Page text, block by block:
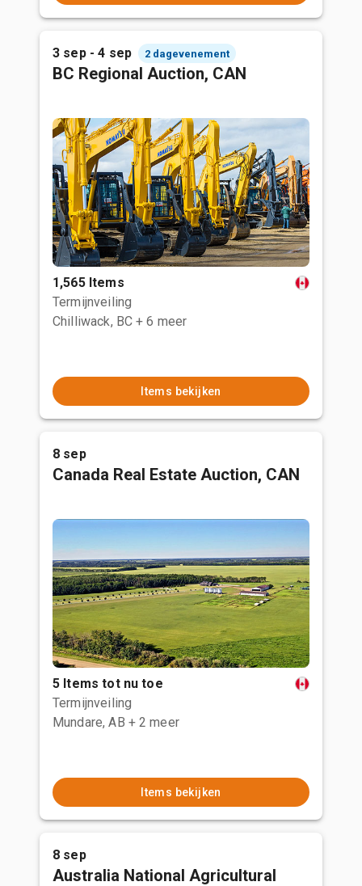
3 sep - 4 sep 2 dagevenement
BC Regional Auction, CAN
1,565 Items
Termijnveiling
Chilliwack, BC + 6 meer
Items bekijken
8 sep
Canada Real Estate Auction, CAN
5 Items tot nu toe
Termijnveiling
Mundare, AB + 2 meer
Items bekijken
8 sep
Australia National Agricultural